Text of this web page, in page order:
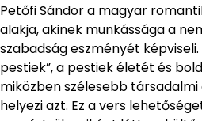
Petőfi Sándor a magyar
alakja, akinek munkássága a
szabadság eszményét
pestiek”, a pestiek életét és
miközben szélesebb
helyezi azt. Ez a vers